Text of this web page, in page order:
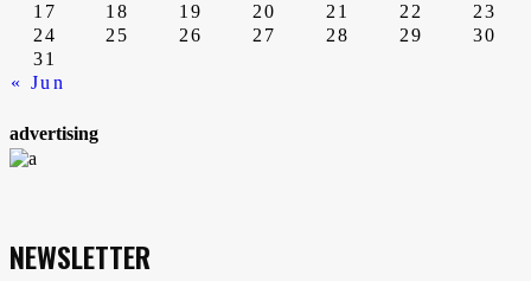
« Jun
17
18 19 20 21 22
23
24
25 26 27 28 29
30
31
advertising
NEWSLETTER